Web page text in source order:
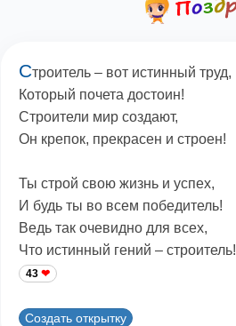
Строитель – вот истинный труд,
Который почета достоин!
Строители мир создают,
Он крепок, прекрасен и строен!
Ты строй свою жизнь и успех,
И будь ты во всем победитель!
Ведь так очевидно для всех,
Что истинный гений – строитель!
43
Создать открытку